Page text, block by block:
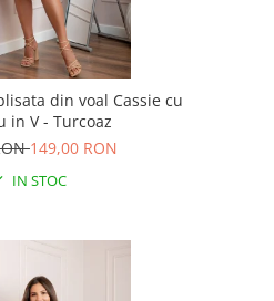
din voal Cassie cu
in V - Turcoaz
149,00 RON
IN STOC